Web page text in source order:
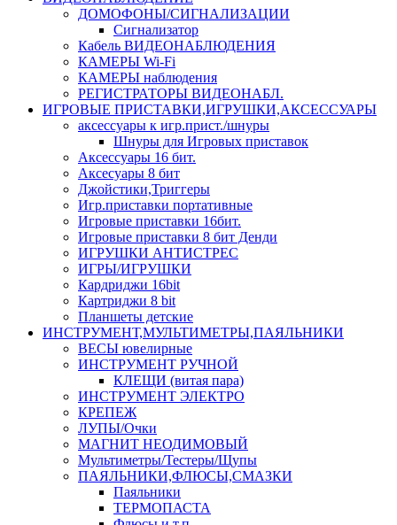
ДОМОФОНЫ/СИГНАЛИЗАЦИИ
Сигнализатор
Кабель ВИДЕОНАБЛЮДЕНИЯ
КАМЕРЫ Wi-Fi
КАМЕРЫ наблюдения
РЕГИСТРАТОРЫ ВИДЕОНАБЛ.
ИГРОВЫЕ ПРИСТАВКИ,ИГРУШКИ,АКСЕССУАРЫ
аксесcуары к игр.прист./шнуры
Шнуры для Игровых приставок
Аксессуары 16 бит.
Аксесуары 8 бит
Джойстики,Триггеры
Игр.приставки портативные
Игровые приставки 16бит.
Игровые приставки 8 бит Денди
ИГРУШКИ АНТИСТРЕС
ИГРЫ/ИГРУШКИ
Кардриджи 16bit
Картриджи 8 bit
Планшеты детские
ИНСТРУМЕНТ,МУЛЬТИМЕТРЫ,ПАЯЛЬНИКИ
ВЕСЫ ювелирные
ИНСТРУМЕНТ РУЧНОЙ
КЛЕЩИ (витая пара)
ИНСТРУМЕНТ ЭЛЕКТРО
КРЕПЕЖ
ЛУПЫ/Очки
МАГНИТ НЕОДИМОВЫЙ
Мультиметры/Тестеры/Щупы
ПАЯЛЬНИКИ,ФЛЮСЫ,СМАЗКИ
Паяльники
ТЕРМОПАСТА